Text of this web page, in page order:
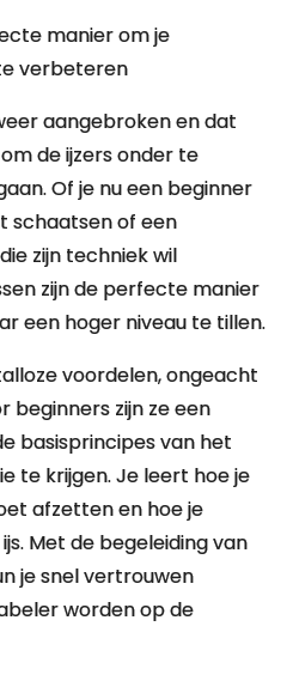
manier om je
verbeteren
aangebroken en dat
de ijzers onder te
Of je nu een beginner
schaatsen of een
zijn techniek wil
zijn de perfecte manier
een hoger niveau te tillen.
voordelen, ongeacht
beginners zijn ze een
basisprincipes van het
te krijgen. Je leert hoe je
afzetten en hoe je
Met de begeleiding van
je snel vertrouwen
worden op de